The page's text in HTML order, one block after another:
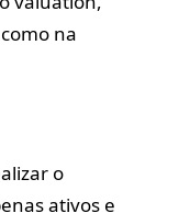
na
o
ativos e